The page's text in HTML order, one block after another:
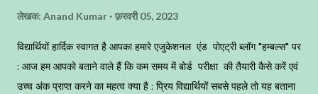
लेखक: Anand Kumar फ़रवरी 05, 2023
विद्यार्थियों हार्दिक स्वागत है आपका हमारे एजुकेशनल एंड पोएट्री ब्लॉग "हम्बल्स" पर
: आज हम आपको बताने वाले हैं कि कम समय में बोर्ड परीक्षा की तैयारी कैसे करें एवं
उच्च अंक प्राप्त करने का महत्व क्या है : प्रिय विद्यार्थियों सबसे पहले तो यह बताना